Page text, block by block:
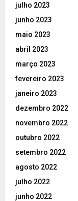
julho 2023
junho 2023
maio 2023
abril 2023
março 2023
fevereiro 2023
janeiro 2023
dezembro 2022
novembro 2022
outubro 2022
setembro 2022
agosto 2022
julho 2022
junho 2022